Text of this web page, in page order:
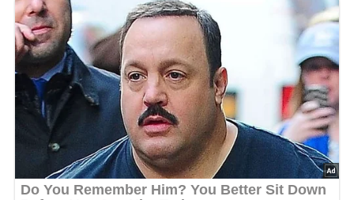
Nährwertangaben (pro Portion):
Nährstoff
Kalorien
290 kcal
Kohlenhydrate
43 g
Fett
10 g